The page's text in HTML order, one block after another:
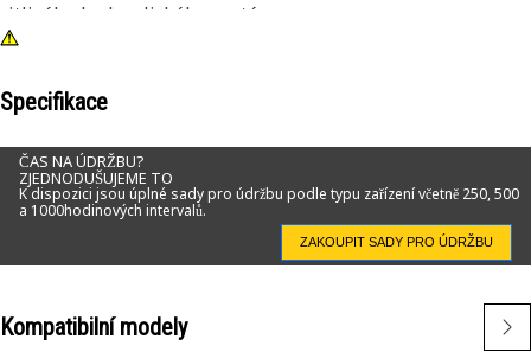
citlivého hydraulického systému.
Specifikace
ČAS NA ÚDRŽBU?
ZJEDNODUŠUJEME TO
K dispozici jsou úplné sady pro údržbu podle typu zařízení včetně 250, 500
a 1000hodinových intervalů.
ZAKOUPIT SADY PRO ÚDRŽBU
Kompatibilní modely